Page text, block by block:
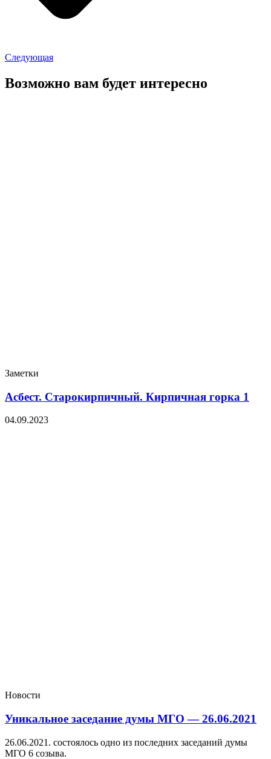
Следующая
Возможно вам будет интересно
Заметки
Асбест. Старокирпичный. Кирпичная горка 1
04.09.2023
Новости
Уникальное заседание думы МГО — 26.06.2021
26.06.2021. состоялось одно из последних заседаний думы
МГО 6 созыва.